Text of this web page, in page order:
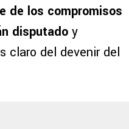
de los compromisos
disputado y
claro del devenir del